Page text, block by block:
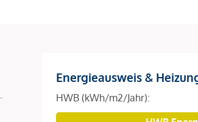
Energieausweis &
HWB (kWh/m2/Jahr):